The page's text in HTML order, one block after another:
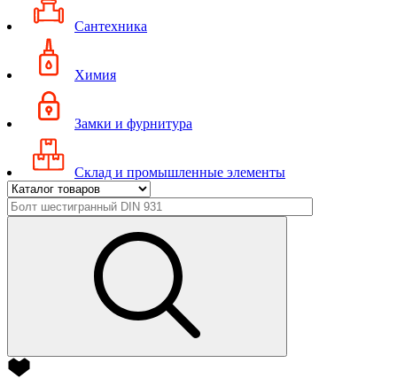
Сантехника
Химия
Замки и фурнитура
Склад и промышленные элементы